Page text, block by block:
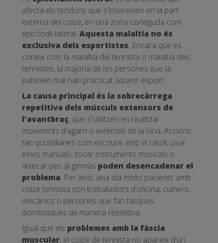
afecta els tendons que s'insereixen en la part
externa del colze, en una zona coneguda com
epicòndil lateral. Aquesta malaltia no és
exclusiva dels esportistes. Encara que es
coneix com la malaltia del tennista o malaltia dels
tennistes, la majoria de les persones que la
pateixen mai han practicat aquest esport.
La causa principal és la sobrecàrrega
repetitiva dels músculs extensors de
l'avantbraç, que s'utilitzen en realitzar
moviments d'agarri o extensió de la nina. Accions
tan quotidianes com escriure amb el ratolí, usar
eines manuals, tocar instruments musicals o
aixecar pes al gimnàs poden desencadenar el
problema. Per això, avui dia molts pacients amb
colze tennista són treballadors d'oficina, cuiners,
mecànics o persones que fan tasques
domèstiques de manera repetitiva.
Igual que els problemes amb la fàscia
muscular, el colze de tennista no apareix d'un